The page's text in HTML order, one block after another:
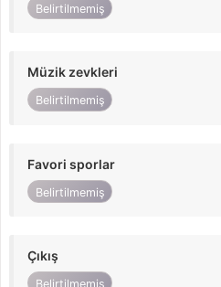
Belirtilmemiş
Müzik zevkleri
Belirtilmemiş
Favori sporlar
Belirtilmemiş
Çıkış
Belirtilmemiş